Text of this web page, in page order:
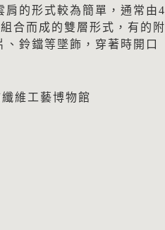
的形式較為簡單，通常由4
合而成的雙層形式，有的附
鈴鐺等墜飾，穿著時開口
維工藝博物館